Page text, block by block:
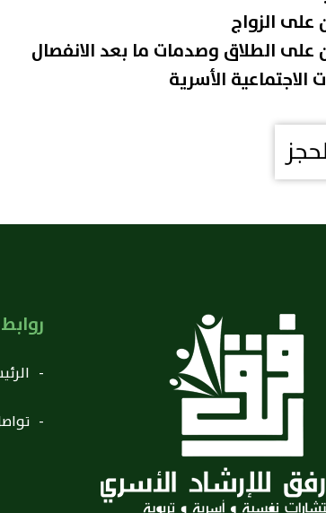
على الزواج
على الطلاق وصدمات ما بعد الانفصال
الاجتماعية الأسرية